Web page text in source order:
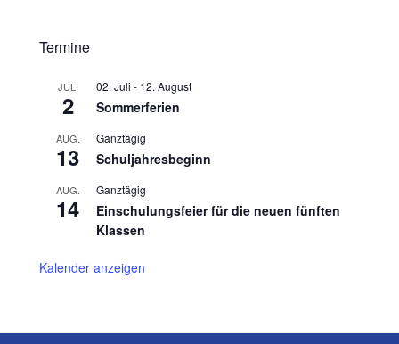
Termine
JULI
2
02. Juli - 12. August
Sommerferien
AUG.
13
Ganztägig
Schuljahresbeginn
AUG.
14
Ganztägig
Einschulungsfeier für die neuen fünften
Klassen
Kalender anzeigen